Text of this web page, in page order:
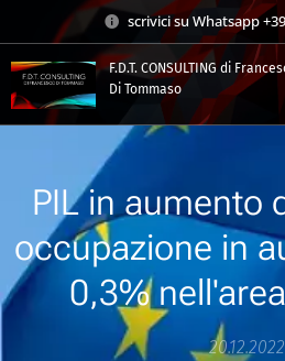
scrivici su Whatsapp
F.D.T. CONSULTING di
Di Tommaso
PIL in aumento
occupazione in
0,3%
20.12.2022